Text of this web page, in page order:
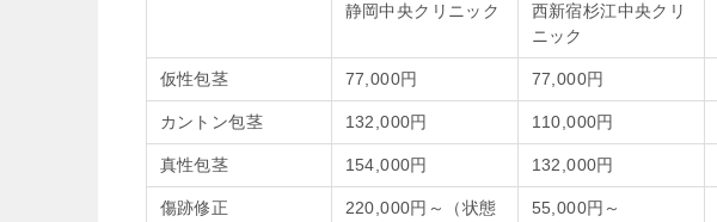
静岡中央クリニック
西新宿杉江中央クリ
ニック
仮性包茎 77,000円 77,000円
カントン包茎 132,000円 110,000円
真性包茎 154,000円 132,000円
傷跡修正
220,000円～（状態
55,000円～